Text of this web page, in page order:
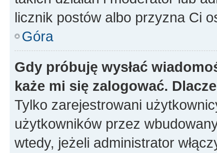
licznik postów albo przyzna Ci
Góra
Gdy próbuję wysłać
każe mi się zalogować.
Tylko zarejestrowani
użytkowników przez
wtedy, jeżeli administrator